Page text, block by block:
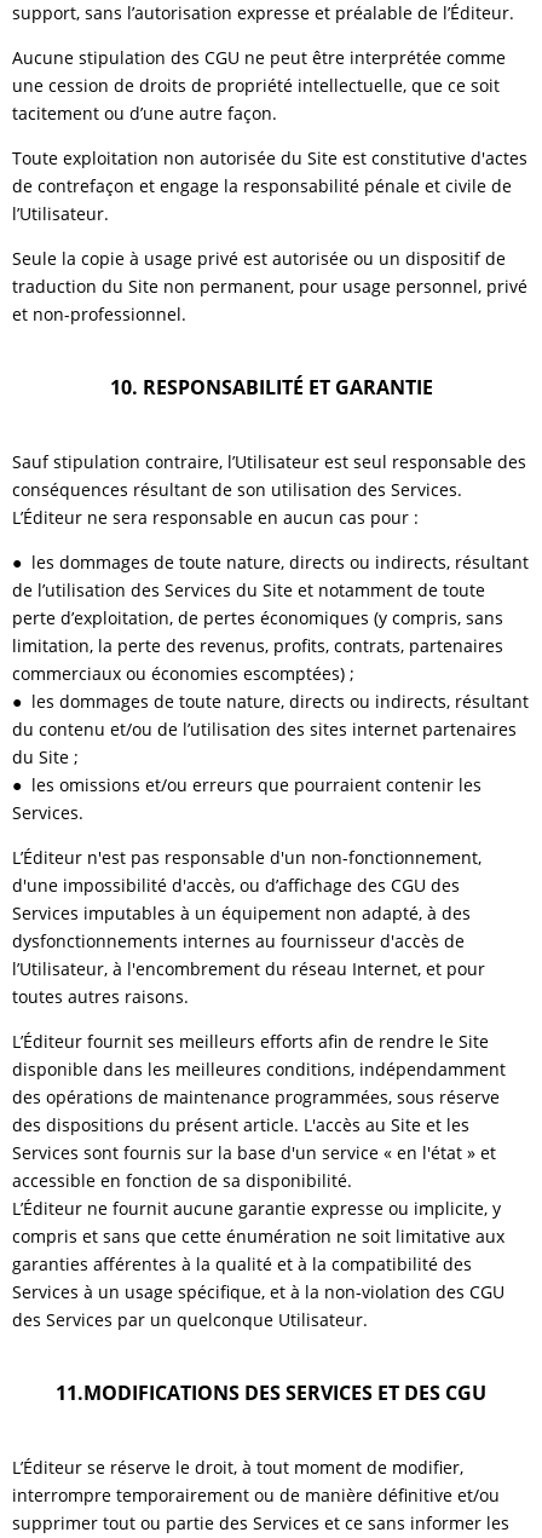
support, sans l’autorisation expresse et préalable de l’Éditeur.
Aucune stipulation des CGU ne peut être interprétée comme
une cession de droits de propriété intellectuelle, que ce soit
tacitement ou d’une autre façon.
Toute exploitation non autorisée du Site est constitutive d'actes
de contrefaçon et engage la responsabilité pénale et civile de
l’Utilisateur.
Seule la copie à usage privé est autorisée ou un dispositif de
traduction du Site non permanent, pour usage personnel, privé
et non-professionnel.
10. RESPONSABILITÉ ET GARANTIE
Sauf stipulation contraire, l’Utilisateur est seul responsable des
conséquences résultant de son utilisation des Services.
L’Éditeur ne sera responsable en aucun cas pour :
● les dommages de toute nature, directs ou indirects, résultant
de l’utilisation des Services du Site et notamment de toute
perte d’exploitation, de pertes économiques (y compris, sans
limitation, la perte des revenus, profits, contrats, partenaires
commerciaux ou économies escomptées) ;
● les dommages de toute nature, directs ou indirects, résultant
du contenu et/ou de l’utilisation des sites internet partenaires
du Site ;
● les omissions et/ou erreurs que pourraient contenir les
Services.
L’Éditeur n'est pas responsable d'un non-fonctionnement,
d'une impossibilité d'accès, ou d’affichage des CGU des
Services imputables à un équipement non adapté, à des
dysfonctionnements internes au fournisseur d'accès de
l’Utilisateur, à l'encombrement du réseau Internet, et pour
toutes autres raisons.
L’Éditeur fournit ses meilleurs efforts afin de rendre le Site
disponible dans les meilleures conditions, indépendamment
des opérations de maintenance programmées, sous réserve
des dispositions du présent article. L'accès au Site et les
Services sont fournis sur la base d'un service « en l'état » et
accessible en fonction de sa disponibilité.
L’Éditeur ne fournit aucune garantie expresse ou implicite, y
compris et sans que cette énumération ne soit limitative aux
garanties afférentes à la qualité et à la compatibilité des
Services à un usage spécifique, et à la non-violation des CGU
des Services par un quelconque Utilisateur.
11.MODIFICATIONS DES SERVICES ET DES CGU
L’Éditeur se réserve le droit, à tout moment de modifier,
interrompre temporairement ou de manière définitive et/ou
supprimer tout ou partie des Services et ce sans informer les